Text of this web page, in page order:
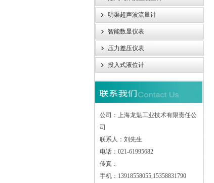
明渠超声波流量计
智能数显仪表
压力差压仪表
投入式液位计
公司：上海龙魁工业技术有限责任公
司
联系人：刘先生
电话：021-61995682
传真：
手机：13918558055,15358831790